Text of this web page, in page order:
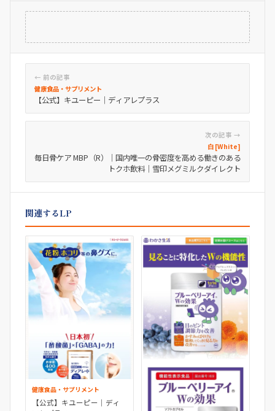
← 前の記事
健康食品・サプリメント
【公式】キユーピー｜ディアレプラス
次の記事 →
白 [White]
毎日骨ケア MBP（R）｜国内唯一の骨密度を高める働きのある
トクホ飲料｜雪印メグミルクダイレクト
関連するLP
健康食品・サプリメント
【公式】キユーピー｜ディ